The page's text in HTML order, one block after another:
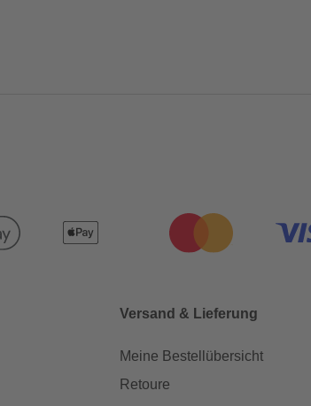
Versand & Lieferung
Meine Bestellübersicht
Retoure